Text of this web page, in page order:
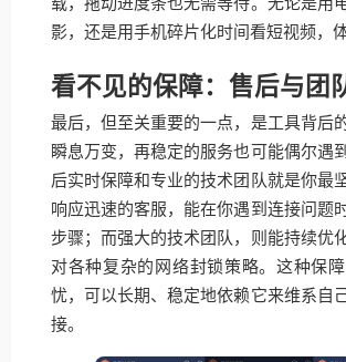
影，还是用手机碎片化时间看短视频，
看不见的保障：售后与团
最后，但至关重要的一点，是工具背后
瞬息万变，再稳定的服务也可能偶尔遇
后实时保障和专业的技术团队就是你最
响应迅速的客服，能在你遇到连接问题
步骤；而强大的技术团队，则能持续优
对各种复杂的网络封锁策略。这种保
忧，可以长期、稳定地依赖它来维系自
接。